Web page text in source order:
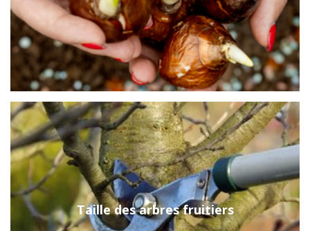
Taille des arbres fruitiers